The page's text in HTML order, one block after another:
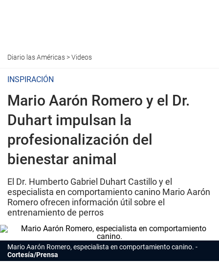
Diario las Américas>Videos
INSPIRACIÓN
Mario Aarón Romero y el Dr.
Duhart impulsan la
profesionalización del
bienestar animal
El Dr. Humberto Gabriel Duhart Castillo y el
especialista en comportamiento canino Mario Aarón
Romero ofrecen información útil sobre el
entrenamiento de perros
Mario Aarón Romero, especialista en comportamiento canino.
Cortesía/Prensa